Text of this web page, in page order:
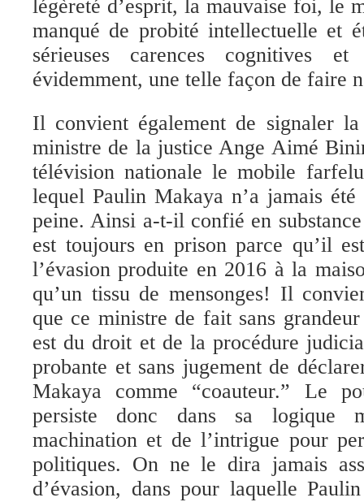
légèreté d’esprit, la mauvaise foi, le
manqué de probité intellectuelle et
sérieuses carences cognitives
évidemment, une telle façon de faire
Il convient également de signaler
ministre de la justice Ange Aimé
télévision nationale le mobile
lequel Paulin Makaya n’a jamais
peine. Ainsi a-t-il confié en
est toujours en prison parce qu’il
l’évasion produite en 2016 à la
qu’un tissu de mensonges! Il
que ce ministre de fait sans
est du droit et de la procédure
probante et sans jugement de
Makaya comme “coauteur.” Le
persiste donc dans sa logique
machination et de l’intrigue pour
politiques. On ne le dira jamais
d’évasion, dans pour laquelle